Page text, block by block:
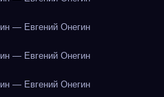
— Евгений Онегин
— Евгений Онегин
— Евгений Онегин